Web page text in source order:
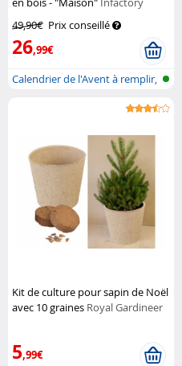
49,90€ Prix conseillé
26,99€
Calendrier de l'Avent à remplir,
Kit de culture pour sapin de Noël
avec 10 graines Royal Gardineer
5,99€